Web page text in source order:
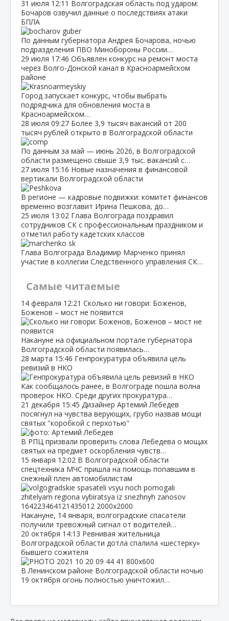
31 июля 12:11 Волгоградская область под ударом:
Бочаров озвучил данные о последствиях атаки
БПЛА
По данным губернатора Андрея Бочарова, ночью
подразделения ПВО Минобороны России…
29 июля 17:46 Объявлен конкурс на ремонт моста
через Волго‑Донской канал в Красноармейском
районе
Город запускает конкурс, чтобы выбрать
подрядчика для обновления моста в
Красноармейском…
28 июля 09:27 Более 3,9 тысяч вакансий от 200
тысяч рублей открыто в Волгоградской области
По данным за май — июнь 2026, в Волгоградской
области размещено свыше 3,9 тыс. вакансий с…
27 июля 15:16 Новые назначения в финансовой
вертикали Волгоградской области
В регионе — кадровые подвижки: комитет финансов
временно возглавит Ирина Пешкова, до…
25 июля 13:02 Глава Волгограда поздравил
сотрудников СК с профессиональным праздником и
отметил работу кадетских классов
Глава Волгограда Владимир Марченко принял
участие в коллегии Следственного управления СК…
Самые читаемые
14 февраля 12:21 Сколько ни говори: Боженов,
Боженов – мост не появится
Накануне на официальном портале губернатора
Волгоградской области появилась…
28 марта 15:46 Генпрокуратура объявила цель
ревизий в НКО
Как сообщалось ранее, в Волгограде пошла волна
проверок НКО. Среди других прокуратура…
21 декабря 15:45 Дизайнер Артемий Лебедев
посягнул на чувства верующих, грубо назвав мощи
святых "коробкой с перхотью"
В РПЦ призвали проверить слова Лебедева о мощах
святых на предмет оскорбления чувств…
15 января 12:02 В Волгоградской области
спецтехника МЧС пришла на помощь попавшим в
снежный плен автомобилистам
Накануне, 14 января, волгоградские спасатели
получили тревожный сигнал от водителей…
20 октября 14:13 Ревнивая жительница
Волгоградской области дотла спалила «шестерку»
бывшего сожителя
В Ленинском районе Волгоградской области ночью
19 октября огонь полностью уничтожил…